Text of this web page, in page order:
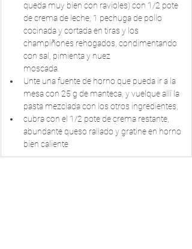
queda muy bien con ravioles) con 1/2 pote
de crema de leche, 1 pechuga de pollo
cocinada y cortada en tiras y los
champiñones rehogados, condimentando
con sal, pimienta y nuez
moscada.
Unte una fuente de horno que pueda ir a la
mesa con 25 g de manteca, y vuelque allí la
pasta mezclada con los otros ingredientes,
cubra con el 1/2 pote de crema restante,
abundante queso rallado y gratine en horno
bien caliente